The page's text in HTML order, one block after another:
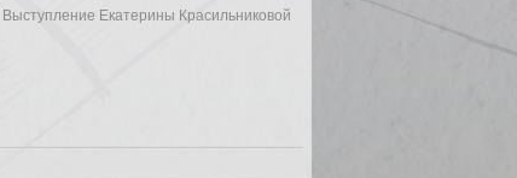
Выступление Екатерины Красильниковой